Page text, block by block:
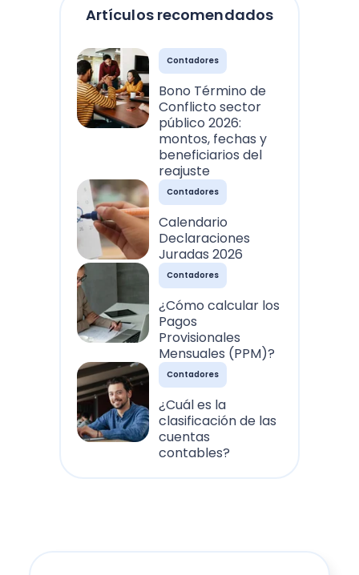
Artículos recomendados
Contadores
Bono Término de
Conflicto sector
público 2026:
montos, fechas y
beneficiarios del
reajuste
Contadores
Calendario
Declaraciones
Juradas 2026
Contadores
¿Cómo calcular los
Pagos
Provisionales
Mensuales (PPM)?
Contadores
¿Cuál es la
clasificación de las
cuentas
contables?